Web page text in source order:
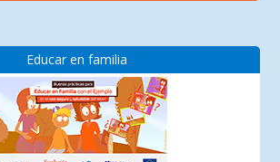
Educar en familia